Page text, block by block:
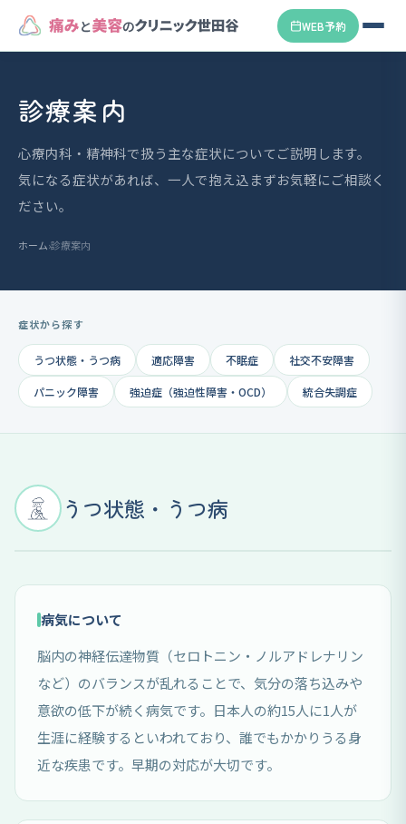
WEB予約
診療案内
心療内科・精神科で扱う主な症状についてご説明します。
気になる症状があれば、一人で抱え込まずお気軽にご相談く
ださい。
ホーム›診療案内
症状から探す
うつ状態・うつ病 適応障害 不眠症 社交不安障害
パニック障害 強迫症（強迫性障害・OCD） 統合失調症
うつ状態・うつ病
病気について
脳内の神経伝達物質（セロトニン・ノルアドレナリン
など）のバランスが乱れることで、気分の落ち込みや
意欲の低下が続く病気です。日本人の約15人に1人が
生涯に経験するといわれており、誰でもかかりうる身
近な疾患です。早期の対応が大切です。